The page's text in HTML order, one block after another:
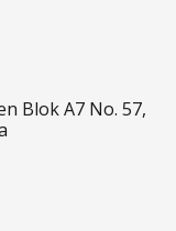
Blok A7 No. 57,